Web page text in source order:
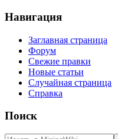
Навигация
Заглавная страница
Форум
Свежие правки
Новые статьи
Случайная страница
Справка
Поиск